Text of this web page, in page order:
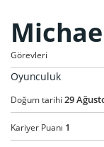
Görevleri
Oyunculuk
Doğum tarihi 29
Kariyer Puanı 1